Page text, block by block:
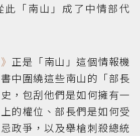
此「南山」成了中情部代
正是「南山」這個情報機
中圍繞這些南山的「部長
，包刮他們是如何擁有一
的權位、部長們是如何受
政爭，以及舉槍刺殺總統